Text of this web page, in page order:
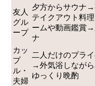
友人
グル
ープ
夕方からサウナ
テイクアウト料
ームや動画鑑賞
ナ
カッ
プ
ル・
夫婦
二人だけのプラ
→外気浴しなが
ゆっくり晩酌